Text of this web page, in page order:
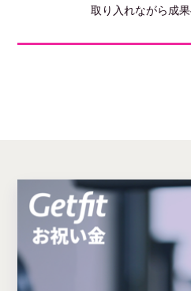
取り入れながら成果